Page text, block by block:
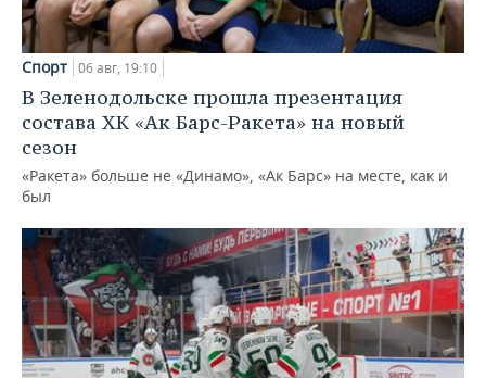
Спорт 06 авг, 19:10
В Зеленодольске прошла презентация
состава ХК «Ак Барс-Ракета» на новый
сезон
«Ракета» больше не «Динамо», «Ак Барс» на месте, как и
был